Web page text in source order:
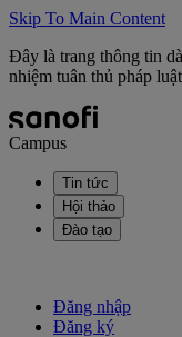
Skip To Main Content
Đây là trang thông tin
nhiệm tuân thủ pháp
Campus
Tin tức
Hội thảo
Đào tạo
Đăng nhập
Đăng ký